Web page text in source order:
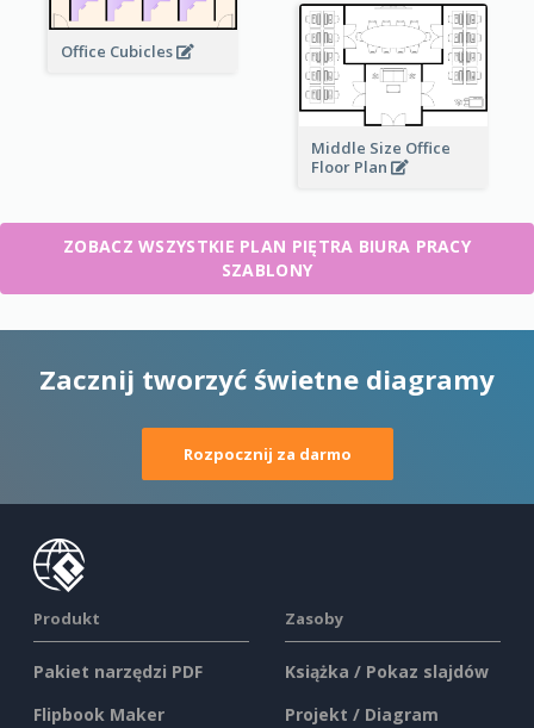
Office Cubicles
Middle Size Office
Floor Plan
ZOBACZ WSZYSTKIE PLAN PIĘTRA BIURA PRACY
SZABLONY
Zacznij tworzyć świetne diagramy
Rozpocznij za darmo
Produkt
Pakiet narzędzi PDF
Flipbook Maker
Zasoby
Książka / Pokaz slajdów
Projekt / Diagram